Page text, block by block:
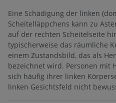
Eine Schädigung der linken
Scheitelläppchens kann zu
auf der rechten Scheitelseite
typischerweise das räumliche
einem Zustandsbild, das als
bezeichnet wird. Personen mit
sich häufig ihrer linken
linken Gesichtsfeld nicht